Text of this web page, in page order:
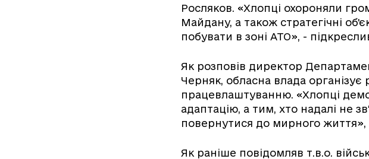
Росляков. «Хлопці охороняли
Майдану, а також стратегічні
побувати в зоні АТО», -
Як розповів директор
Черняк, обласна влада організує
працевлаштуванню. «Хлопці
адаптацію, а тим, хто надалі не
повернутися до мирного
Як раніше повідомляв т.в.о.